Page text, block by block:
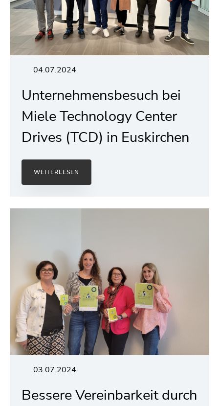
04.07.2024
Unternehmensbesuch bei
Miele Technology Center
Drives (TCD) in Euskirchen
WEITERLESEN
03.07.2024
Bessere Vereinbarkeit durch